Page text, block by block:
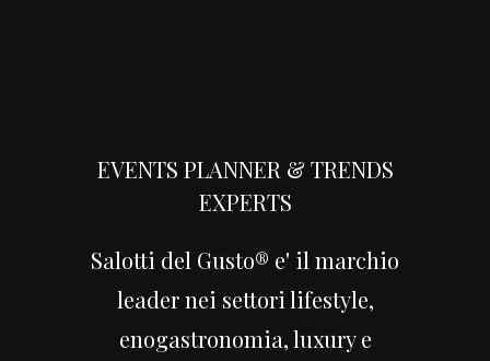
EVENTS PLANNER & TRENDS
EXPERTS
Salotti del Gusto® e' il marchio
leader nei settori lifestyle,
enogastronomia, luxury e